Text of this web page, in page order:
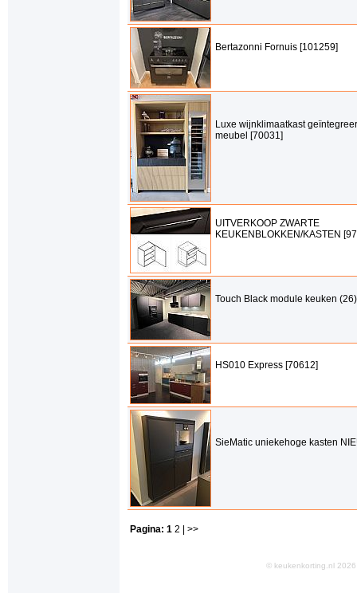
Bertazonni Fornuis [101259]
Luxe wijnklimaatkast
meubel [70031]
UITVERKOOP ZWARTE
KEUKENBLOKKEN/KASTEN
Touch Black module keuken
HS010 Express [70612]
SieMatic uniekehoge kasten
Pagina: 1 2 | >>
© keukenkorting.nl